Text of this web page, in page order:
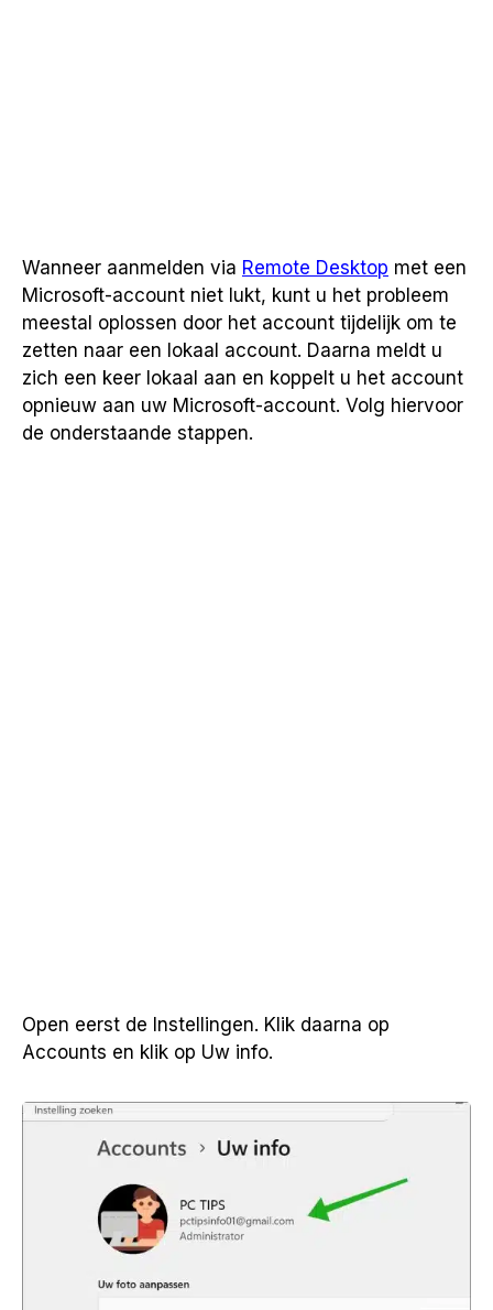
Wanneer aanmelden via Remote Desktop met een
Microsoft-account niet lukt, kunt u het probleem
meestal oplossen door het account tijdelijk om te
zetten naar een lokaal account. Daarna meldt u
zich een keer lokaal aan en koppelt u het account
opnieuw aan uw Microsoft-account. Volg hiervoor
de onderstaande stappen.
Open eerst de Instellingen. Klik daarna op
Accounts en klik op Uw info.